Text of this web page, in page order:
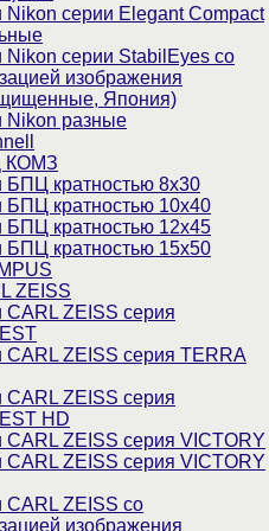
Nikon серии Elegant Compact
Nikon серии StabilEyes со
изображения
Япония)
Nikon разные
КОМЗ
БПЦ кратностью 8х30
БПЦ кратностью 10х40
БПЦ кратностью 12х45
БПЦ кратностью 15х50
ZEISS
CARL ZEISS серия
CARL ZEISS серия TERRA
CARL ZEISS серия
HD
CARL ZEISS серия VICTORY
CARL ZEISS серия VICTORY
CARL ZEISS со
изображения